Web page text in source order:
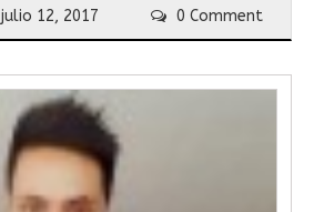
julio 12, 2017 0 Comment